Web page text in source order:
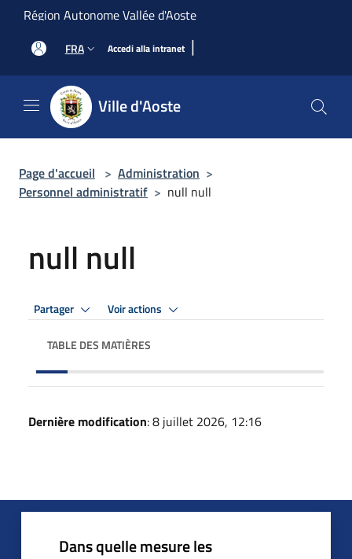
Salta al contenuto principale
Région Autonome Vallée d'Aoste
FRA Accedi alla intranet |
Ville d'Aoste
Page d'accueil > Administration >
Personnel administratif > null null
null null
Partager Voir actions
TABLE DES MATIÈRES
Dernière modification: 8 juillet 2026, 12:16
Dans quelle mesure les